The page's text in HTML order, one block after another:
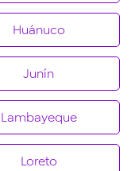
Huánuco
Junín
Lambayeque
Loreto